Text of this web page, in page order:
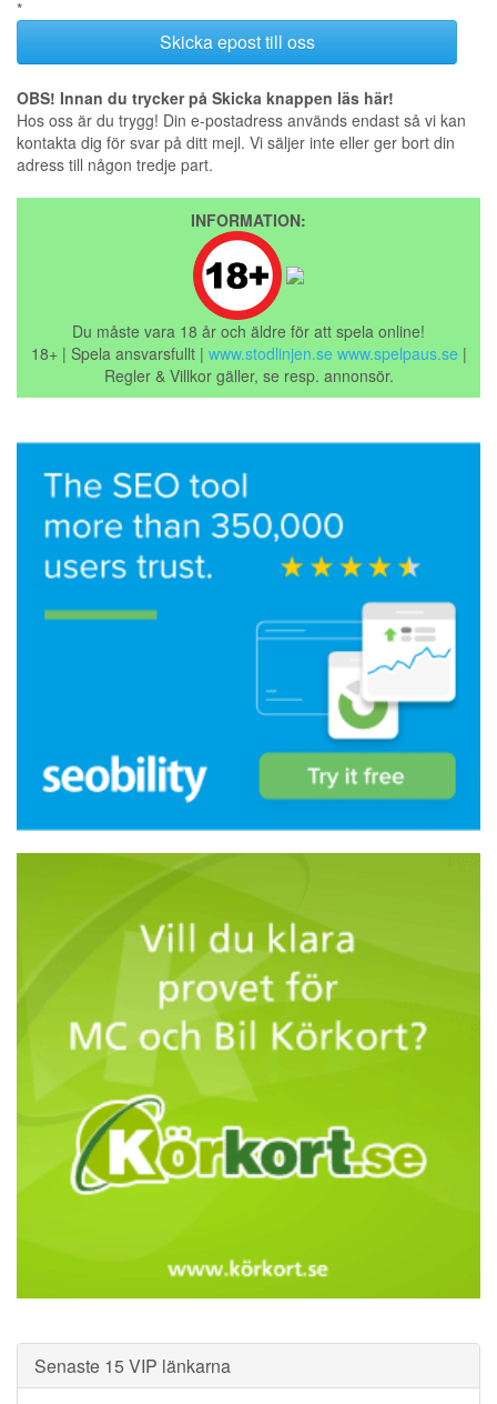
*
OBS! Innan du trycker på Skicka knappen läs här!
Hos oss är du trygg! Din e-postadress används endast så vi kan
kontakta dig för svar på ditt mejl. Vi säljer inte eller ger bort din
adress till någon tredje part.
INFORMATION:
Du måste vara 18 år och äldre för att spela online!
18+ | Spela ansvarsfullt | www.stodlinjen.se www.spelpaus.se |
Regler & Villkor gäller, se resp. annonsör.
Senaste 15 VIP länkarna